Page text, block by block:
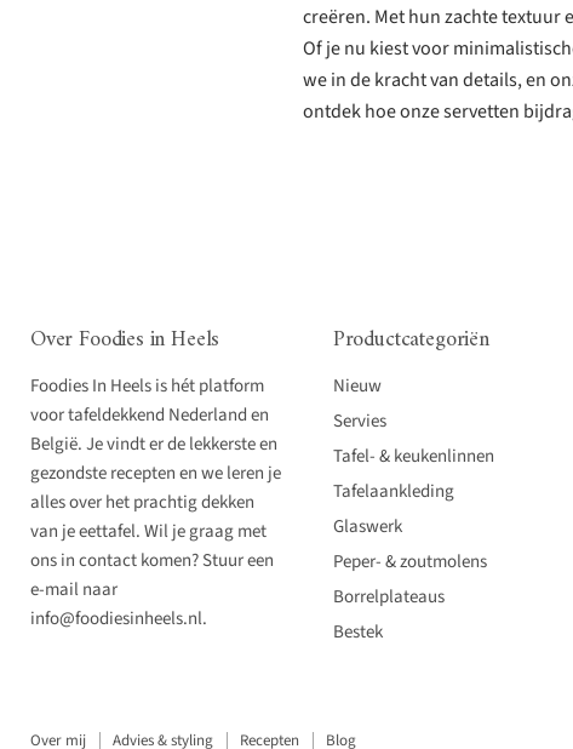
creëren. Met hun zachte textuur
Of je nu kiest voor
we in de kracht van details, en
ontdek hoe onze servetten
Over Foodies in Heels
Foodies In Heels is hét platform
voor tafeldekkend Nederland en
België. Je vindt er de lekkerste en
gezondste recepten en we leren je
alles over het prachtig dekken
van je eettafel. Wil je graag met
ons in contact komen? Stuur een
e-mail naar
info@foodiesinheels.nl.
Productcategoriën
Nieuw
Servies
Tafel- & keukenlinnen
Tafelaankleding
Glaswerk
Peper- & zoutmolens
Borrelplateaus
Bestek
Over mij Advies & styling Recepten Blog